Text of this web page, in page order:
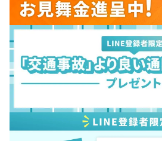
事、お金のことなど、さまざまな心
てくると思います。
そんなときに記事を通して、病気や
後の流れ、ご自身の状況に合った通
できれば幸いです。